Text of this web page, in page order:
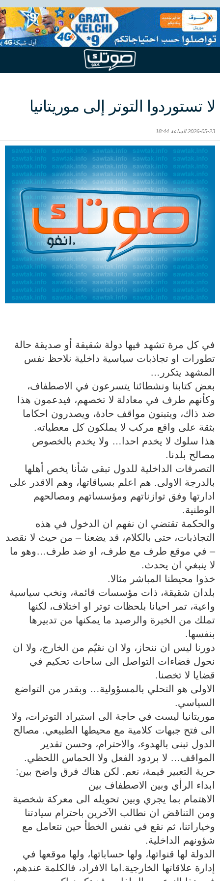
لا تستوردوا التوتر إلى موريتانيا
2026-05-23 الساعة 18:44
في كل مرة تشهد فيها دولة شقيقة أو صديقة حالة
تطورات او تجاذبات سياسية داخلية نلاحظ نفس
المشهد يتكرر…
‎بعض كتابنا ونشطائنا يتسرعون في الاصطفاف،
وكأنهم طرف في معادلة لا تخصهم، فيدعمون هذا
ضد ذاك، ويتبنون مواقف حادة، ويصدرون احكاما
بثقة على واقع مركب لا يملكون كل معطياته.
‎هذا سلوك لا يخدم احدا… ولا يخدم بالخصوص
مصالح بلدنا.
‎التصرفات الداخلية للدول تبقى شأنا يخص أهلها
بالدرجة الاولى. هم اعلم بسياقاتها، وهم الاقدر على
ادارتها وفق توازناتهم ومؤسساتهم ومصالحهم
الوطنية.
‎والحكمة تقتضي ان نفهم ان الدخول في هذه
التجاذبات، حتى بالكلام، قد يضعنا – من حيث لا نقصد
– في موقع طرف مع طرف، او ضد طرف…وهو ما
لا ينبغي ان يحدث.
‎بلدان شقيقة، ذات مؤسسات قائمة، ونخب سياسية
واعية، تمر احيانا بلحظات توتر او اختلاف، لكنها
تملك من الخبرة والرصيد ما يمكنها من تدبيرها
بنفسها.
‎دورنا ليس ان ننحاز، ولا ان نقيّم من الخارج، ولا ان
نحول فضاءات التواصل الى ساحات تحكيم في
قضايا لا تخصنا.
‎الاولى هو التحلي بالمسؤولية… وبقدر من التواضع
السياسي.
‎موريتانيا ليست في حاجة الى استيراد التوترات، ولا
الى فتح جبهات كلامية مع محيطها الطبيعي. مصالح
الدول تبنى بالهدوء، والاحترام، وحسن تقدير
المواقف… لا بردود الفعل ولا الحماس اللحظي.
‎حرية التعبير قيمة، نعم. لكن هناك فرق واضح بين:
ابداء الرأي وبين الاصطفاف بين
‎ومن التناقض ان نطالب الآخرين باحترام سيادتنا
وخياراتنا، ثم نقع في نفس الخطأ حين نتعامل مع
شؤونهم الداخلية.
‎الدولة لها قنواتها، ولها حساباتها، ولها موقعها في
إدارة علاقاتها الخارجية.اما الافراد، فالكلمة عندهم،